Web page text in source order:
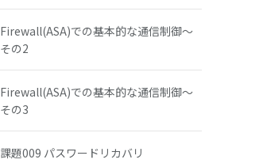
Firewall(ASA)での基本的な通信制御～
その2
Firewall(ASA)での基本的な通信制御～
その3
課題009 パスワードリカバリ